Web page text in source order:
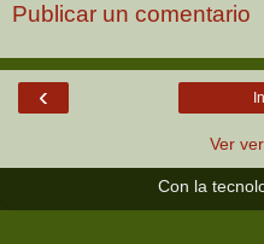
Publicar un comentario
‹
Ver
Con la